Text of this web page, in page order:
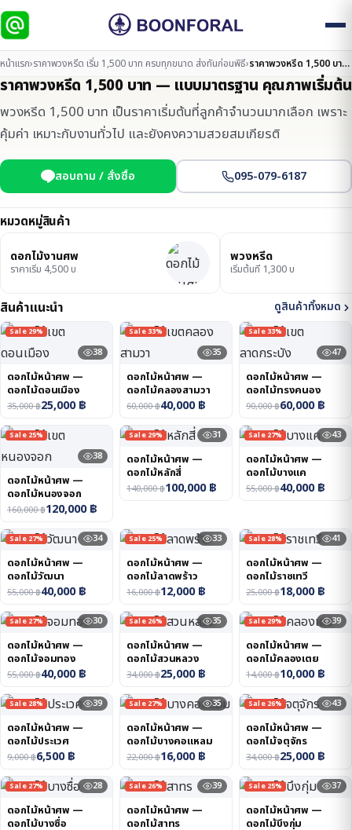
หน้าแรก›ราคาพวงหรีด เริ่ม 1,500 บาท ครบทุกขนาด ส่งทันก่อนพิธี› ราคาพวงหรีด 1,500 บาท — แบบมาตรฐาน คุณภาพเริ่มต้น
ราคาพวงหรีด 1,500 บาท — แบบมาตรฐาน คุณภาพเริ่มต้น
พวงหรีด 1,500 บาท เป็นราคาเริ่มต้นที่ลูกค้าจำนวนมากเลือก เพราะ
คุ้มค่า เหมาะกับงานทั่วไป และยังคงความสวยสมเกียรติ
สอบถาม / สั่งซื้อ 095-079-6187
หมวดหมู่สินค้า
ดอกไม้งานศพ
ราคาเริ่ม 4,500 บ
พวงหรีด
เริ่มต้นที่ 1,300 บ
สินค้าแนะนำ ดูสินค้าทั้งหมด
Sale 29%
38
ดอกไม้หน้าศพ —
ดอกไม้ดอนเมือง
35,000฿25,000฿
Sale 33%
35
ดอกไม้หน้าศพ —
ดอกไม้คลองสามวา
60,000฿40,000฿
Sale 33%
47
ดอกไม้หน้าศพ —
ดอกไม้ทรงคนอง
90,000฿60,000฿
Sale 25%
38
ดอกไม้หน้าศพ —
ดอกไม้หนองจอก
160,000฿120,000฿
Sale 29% 31
ดอกไม้หน้าศพ —
ดอกไม้หลักสี่
140,000฿100,000฿
Sale 27% 43
ดอกไม้หน้าศพ —
ดอกไม้บางแค
55,000฿40,000฿
Sale 27% 34
ดอกไม้หน้าศพ —
ดอกไม้วัฒนา
55,000฿40,000฿
Sale 25% 33
ดอกไม้หน้าศพ —
ดอกไม้ลาดพร้าว
16,000฿12,000฿
Sale 28% 41
ดอกไม้หน้าศพ —
ดอกไม้ราชเทวี
25,000฿18,000฿
Sale 27% 30
ดอกไม้หน้าศพ —
ดอกไม้จอมทอง
55,000฿40,000฿
Sale 26% 35
ดอกไม้หน้าศพ —
ดอกไม้สวนหลวง
34,000฿25,000฿
Sale 29% 39
ดอกไม้หน้าศพ —
ดอกไม้คลองเตย
14,000฿10,000฿
Sale 28% 39
ดอกไม้หน้าศพ —
ดอกไม้ประเวศ
9,000฿6,500฿
Sale 27% 35
ดอกไม้หน้าศพ —
ดอกไม้บางคอแหลม
22,000฿16,000฿
Sale 26% 43
ดอกไม้หน้าศพ —
ดอกไม้จตุจักร
34,000฿25,000฿
Sale 27% 28
ดอกไม้หน้าศพ —
ดอกไม้บางซื่อ
Sale 26% 39
ดอกไม้หน้าศพ —
ดอกไม้สาทร
Sale 25% 37
ดอกไม้หน้าศพ —
ดอกไม้บึงกุ่ม